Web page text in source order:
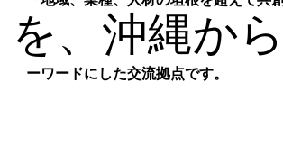
を、沖縄から
ーワードにした交流拠点です。